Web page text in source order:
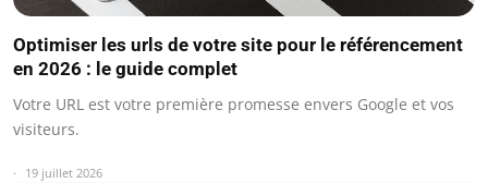
Optimiser les urls de votre site pour le référencement
en 2026 : le guide complet
Votre URL est votre première promesse envers Google et vos
visiteurs.
19 juillet 2026